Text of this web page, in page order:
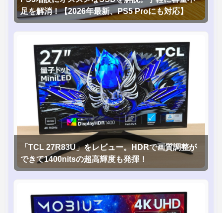
足を解消！【2026年最新、PS5 Proにも対応】
「TCL 27R83U」をレビュー。HDRで画質調整が
できて1400nitsの超高輝度も発揮！